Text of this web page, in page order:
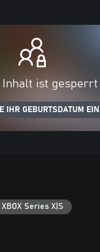
Inhalt ist gesperrt
IHR GEBURTSDATUM EIN
XBOX Series X|S